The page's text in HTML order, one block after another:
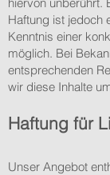
Haftung ist jedoch
Kenntnis einer
möglich. Bei
entsprechenden
wir diese Inhalte
Haftung für
Unser Angebot